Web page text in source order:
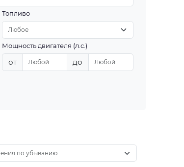
Топливо
Мощность двигателя (л.с.)
от до